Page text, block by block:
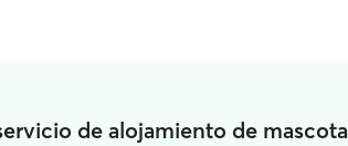
de alojamiento de